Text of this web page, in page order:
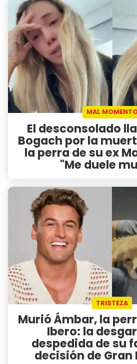
MAL
El desconsolado
Bogach por la
la perra de su ex
"Me duele
TRISTEZA
Murió Ámbar, la
Ibero: la
despedida de su
decisión de Gran